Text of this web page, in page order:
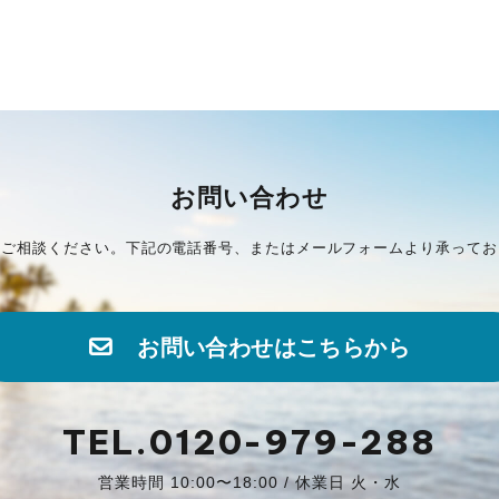
お問い合わせ
相談ください。下記の電話番号、またはメールフォームより承って
お問い合わせはこちらから
TEL.0120-979-288
営業時間 10:00〜18:00 / 休業日 火・水